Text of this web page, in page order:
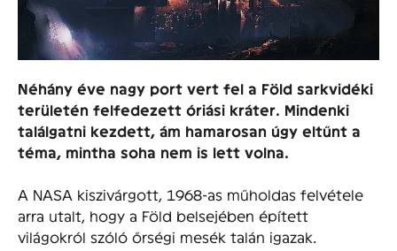
Néhány éve nagy port vert fel a Föld sarkvidéki
területén felfedezett óriási kráter. Mindenki
találgatni kezdett, ám hamarosan úgy eltűnt a
téma, mintha soha nem is lett volna.
A NASA kiszivárgott, 1968-as műholdas felvétele
arra utalt, hogy a Föld belsejében épített
világokról szóló őrségi mesék talán igazak.